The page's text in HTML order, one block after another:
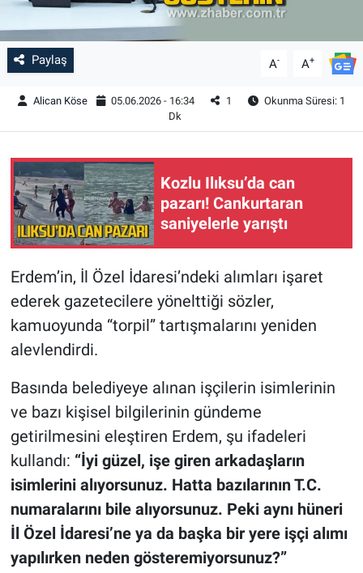
Paylaş A- A+
Alican Köse 05.06.2026 - 16:34 1
Okunma Süresi: 1
Dk
Kozlu Ilıksu’da can
pazarı! Cankurtaran
saniyelerle yarıştı
Erdem’in, İl Özel İdaresi’ndeki alımları işaret
ederek gazetecilere yönelttiği sözler,
kamuoyunda “torpil” tartışmalarını yeniden
alevlendirdi.
Basında belediyeye alınan işçilerin isimlerinin
ve bazı kişisel bilgilerinin gündeme
getirilmesini eleştiren Erdem, şu ifadeleri
kullandı: “İyi güzel, işe giren arkadaşların
isimlerini alıyorsunuz. Hatta bazılarının T.C.
numaralarını bile alıyorsunuz. Peki aynı hüneri
İl Özel İdaresi’ne ya da başka bir yere işçi alımı
yapılırken neden gösteremiyorsunuz?”